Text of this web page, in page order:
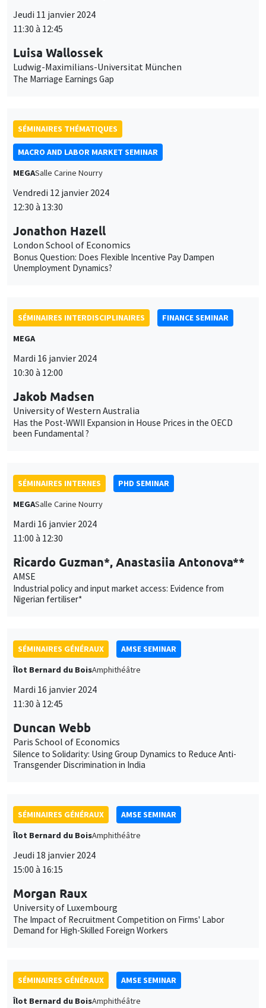
Jeudi 11 janvier 2024
11:30 à 12:45
Luisa Wallossek
Ludwig-Maximilians-Universitat München
The Marriage Earnings Gap
SÉMINAIRES THÉMATIQUES
MACRO AND LABOR MARKET SEMINAR
MEGASalle Carine Nourry
Vendredi 12 janvier 2024
12:30 à 13:30
Jonathon Hazell
London School of Economics
Bonus Question: Does Flexible Incentive Pay Dampen
Unemployment Dynamics?
SÉMINAIRES INTERDISCIPLINAIRES
FINANCE SEMINAR
MEGA
Mardi 16 janvier 2024
10:30 à 12:00
Jakob Madsen
University of Western Australia
Has the Post-WWII Expansion in House Prices in the OECD
been Fundamental ?
SÉMINAIRES INTERNES
PHD SEMINAR
MEGASalle Carine Nourry
Mardi 16 janvier 2024
11:00 à 12:30
Ricardo Guzman*, Anastasiia Antonova**
AMSE
Industrial policy and input market access: Evidence from
Nigerian fertiliser*
SÉMINAIRES GÉNÉRAUX
AMSE SEMINAR
Îlot Bernard du BoisAmphithéâtre
Mardi 16 janvier 2024
11:30 à 12:45
Duncan Webb
Paris School of Economics
Silence to Solidarity: Using Group Dynamics to Reduce Anti-
Transgender Discrimination in India
SÉMINAIRES GÉNÉRAUX
AMSE SEMINAR
Îlot Bernard du BoisAmphithéâtre
Jeudi 18 janvier 2024
15:00 à 16:15
Morgan Raux
University of Luxembourg
The Impact of Recruitment Competition on Firms' Labor
Demand for High-Skilled Foreign Workers
SÉMINAIRES GÉNÉRAUX
AMSE SEMINAR
Îlot Bernard du BoisAmphithéâtre